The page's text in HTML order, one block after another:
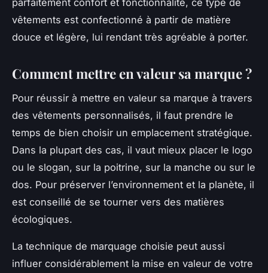
parfaitement confort et fonctionnalité, ce type de
vêtements est confectionné à partir de matière
douce et légère, lui rendant très agréable à porter.
Comment mettre en valeur sa marque ?
Pour réussir à mettre en valeur sa marque à travers
des vêtements personnalisés, il faut prendre le
temps de bien choisir un emplacement stratégique.
Dans la plupart des cas, il vaut mieux placer le logo
ou le slogan, sur la poitrine, sur la manche ou sur le
dos. Pour préserver l’environnement et la planète, il
est conseillé de se tourner vers des matières
écologiques.
La technique de marquage choisie peut aussi
influer considérablement la mise en valeur de votre